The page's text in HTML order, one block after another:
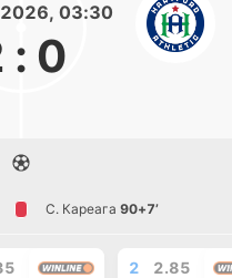
03:30
: 0
С. Кареага 90+7’
2 2.85